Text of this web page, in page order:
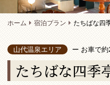
ホーム 宿泊プラン たちばな四
山代温泉エリア ー お車で
たちばな四季